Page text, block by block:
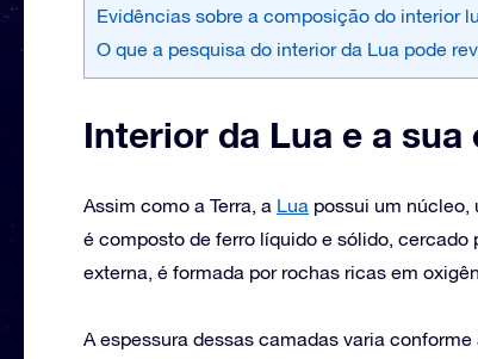
Evidências sobre a composição do interior
O que a pesquisa do interior da Lua pode
Interior da Lua e a
Assim como a Terra, a Lua possui um núcleo,
é composto de ferro líquido e sólido,
externa, é formada por rochas ricas em
A espessura dessas camadas varia